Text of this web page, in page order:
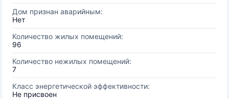
Дом признан аварийным:
Нет
Количество жилых помещений:
96
Количество нежилых помещений:
7
Класс энергетической эффективности:
Не присвоен